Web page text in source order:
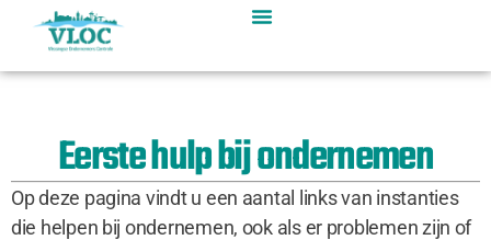
Eerste hulp bij ondernemen
Op deze pagina vindt u een aantal links van instanties
die helpen bij ondernemen, ook als er problemen zijn of